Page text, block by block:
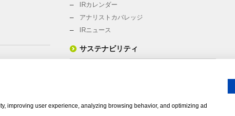
IRカレンダー
アナリストカバレッジ
IRニュース
サステナビリティ
CSRニュース
improving user experience, analyzing browsing behavior, and optimizing ad